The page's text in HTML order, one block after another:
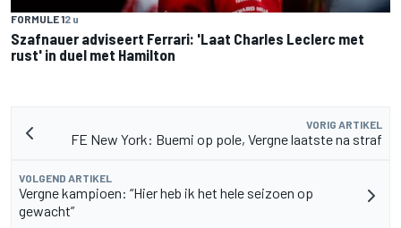
FORMULE 12 u
Szafnauer adviseert Ferrari: 'Laat Charles Leclerc met
rust' in duel met Hamilton
VORIG ARTIKEL
FE New York: Buemi op pole, Vergne laatste na straf
VOLGEND ARTIKEL
Vergne kampioen: “Hier heb ik het hele seizoen op
gewacht”